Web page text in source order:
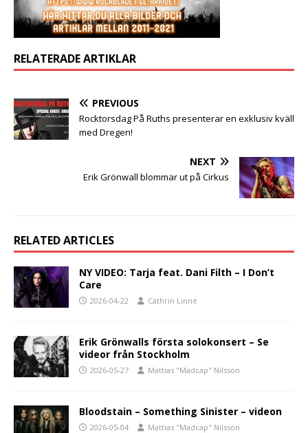
RELATERADE ARTIKLAR
PREVIOUS
Rocktorsdag På Ruths presenterar en exklusiv kväll
med Dregen!
NEXT
Erik Grönwall blommar ut på Cirkus
RELATED ARTICLES
NY VIDEO: Tarja feat. Dani Filth – I Don’t
Care
2026-04-22 Cathrin Linné
Erik Grönwalls första solokonsert – Se
videor från Stockholm
2026-05-27 Mattias "Madcap" Nilsson
Bloodstain – Something Sinister – videon
2026-05-04 Mattias "Madcap" Nilsson